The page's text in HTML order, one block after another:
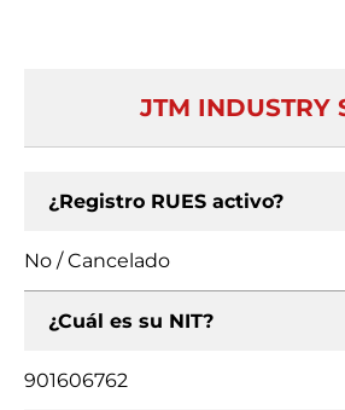
JTM INDUSTRY
¿Registro RUES activo?
No / Cancelado
¿Cuál es su NIT?
901606762